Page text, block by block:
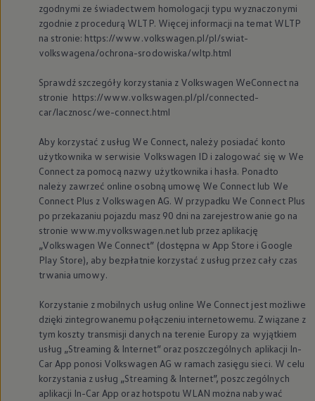
zgodnymi ze świadectwem homologacji typu wyznaczonymi
zgodnie z procedurą WLTP. Więcej informacji na temat WLTP
na stronie: https://www.volkswagen.pl/pl/swiat-
volkswagena/ochrona-srodowiska/wltp.html
Sprawdź szczegóły korzystania z Volkswagen WeConnect na
stronie https://www.volkswagen.pl/pl/connected-
car/lacznosc/we-connect.html
Aby korzystać z usług We Connect, należy posiadać konto
użytkownika w serwisie Volkswagen ID i zalogować się w We
Connect za pomocą nazwy użytkownika i hasła. Ponadto
należy zawrzeć online osobną umowę We Connect lub We
Connect Plus z Volkswagen AG. W przypadku We Connect Plus
po przekazaniu pojazdu masz 90 dni na zarejestrowanie go na
stronie www.myvolkswagen.net lub przez aplikację
„Volkswagen We Connect” (dostępna w App Store i Google
Play Store), aby bezpłatnie korzystać z usług przez cały czas
trwania umowy.
Korzystanie z mobilnych usług online We Connect jest możliwe
dzięki zintegrowanemu połączeniu internetowemu. Związane z
tym koszty transmisji danych na terenie Europy za wyjątkiem
usług „Streaming & Internet” oraz poszczególnych aplikacji In-
Car App ponosi Volkswagen AG w ramach zasięgu sieci. W celu
korzystania z usług „Streaming & Internet”, poszczególnych
aplikacji In-Car App oraz hotspotu WLAN można nabywać